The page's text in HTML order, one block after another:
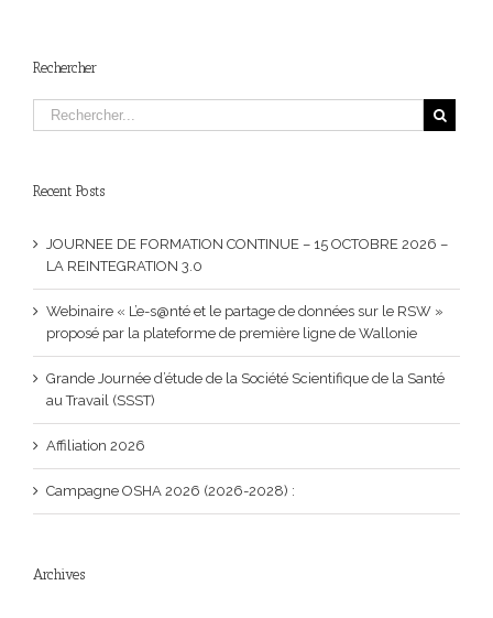
Rechercher
Recent Posts
JOURNEE DE FORMATION CONTINUE – 15 OCTOBRE 2026 –
LA REINTEGRATION 3.0
Webinaire « L’e-s@nté et le partage de données sur le RSW »
proposé par la plateforme de première ligne de Wallonie
Grande Journée d’étude de la Société Scientifique de la Santé
au Travail (SSST)
Affiliation 2026
Campagne OSHA 2026 (2026-2028) :
Archives